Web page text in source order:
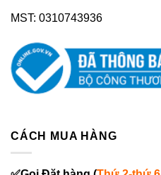
MST: 0310743936
CÁCH MUA HÀNG